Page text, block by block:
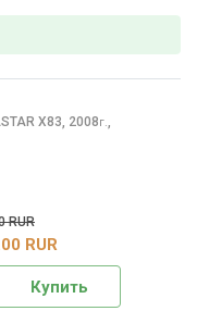
X83, 2008г.,
RUR
RUR
Купить